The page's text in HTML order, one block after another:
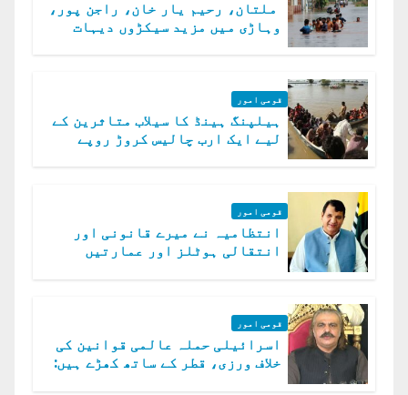
ملتان، رحیم یار خان، راجن پور،
وہاڑی میں مزید سیکڑوں دیہات
قومی امور
ہیلپنگ ہینڈ کا سیلاب متاثرین کے
لیے ایک ارب چالیس کروڑ روپے
قومی امور
انتظامیہ نے میرے قانونی اور
انتقالی ہوٹلز اور عمارتیں
قومی امور
اسرائیلی حملہ عالمی قوانین کی
خلاف ورزی، قطر کے ساتھ کھڑے ہیں: